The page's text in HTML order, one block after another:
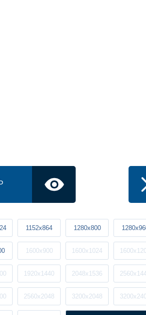
1152x864 1280x800
1600x900 1600x1024
1920x1440 2048x1536
2560x2048 3200x2048